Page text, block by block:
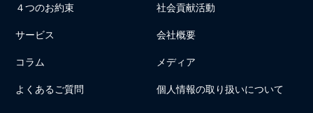
４つのお約束 社会貢献活動
サービス 会社概要
コラム メディア
よくあるご質問 個人情報の取り扱いについて